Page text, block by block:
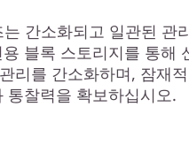
간소화되고 일관된 관
블록 스토리지를 통해
리를 간소화하며, 잠재
찰력을 확보하십시오.